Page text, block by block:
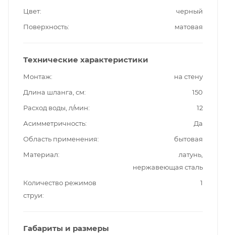
Цвет
черный
Поверхность
матовая
Технические характеристики
Монтаж
на стену
Длина шланга, см
150
Расход воды, л/мин
12
Асимметричность
Да
Область применения
бытовая
Материал
латунь,
нержавеющая сталь
Количество режимов
струи
1
Габариты и размеры